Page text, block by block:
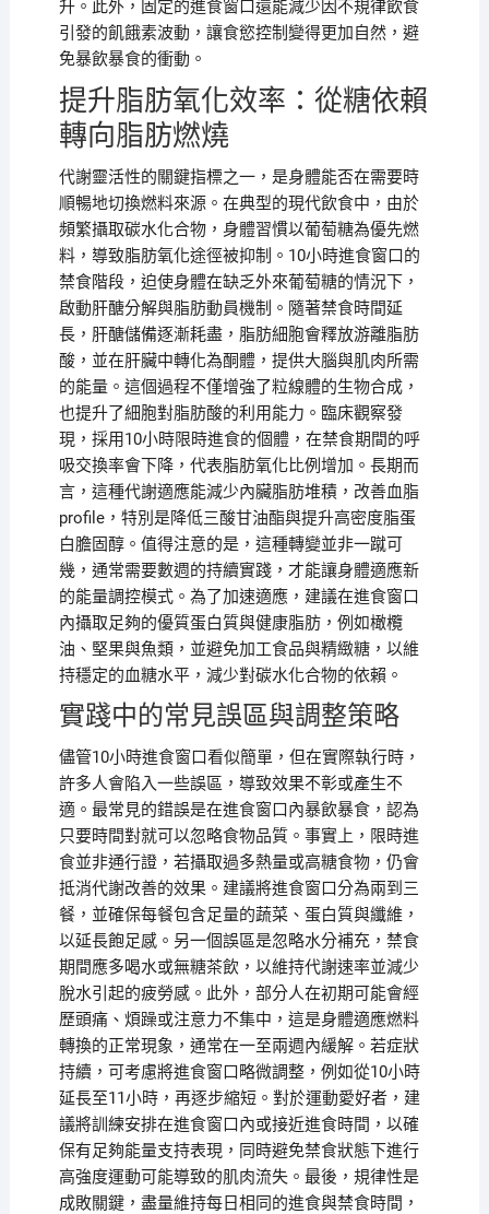
升。此外，固定的進食窗口還能減少因不規律飲食
引發的飢餓素波動，讓食慾控制變得更加自然，避
免暴飲暴食的衝動。
提升脂肪氧化效率：從糖依賴
轉向脂肪燃燒
代謝靈活性的關鍵指標之一，是身體能否在需要時
順暢地切換燃料來源。在典型的現代飲食中，由於
頻繁攝取碳水化合物，身體習慣以葡萄糖為優先燃
料，導致脂肪氧化途徑被抑制。10小時進食窗口的
禁食階段，迫使身體在缺乏外來葡萄糖的情況下，
啟動肝醣分解與脂肪動員機制。隨著禁食時間延
長，肝醣儲備逐漸耗盡，脂肪細胞會釋放游離脂肪
酸，並在肝臟中轉化為酮體，提供大腦與肌肉所需
的能量。這個過程不僅增強了粒線體的生物合成，
也提升了細胞對脂肪酸的利用能力。臨床觀察發
現，採用10小時限時進食的個體，在禁食期間的呼
吸交換率會下降，代表脂肪氧化比例增加。長期而
言，這種代謝適應能減少內臟脂肪堆積，改善血脂
profile，特別是降低三酸甘油酯與提升高密度脂蛋
白膽固醇。值得注意的是，這種轉變並非一蹴可
幾，通常需要數週的持續實踐，才能讓身體適應新
的能量調控模式。為了加速適應，建議在進食窗口
內攝取足夠的優質蛋白質與健康脂肪，例如橄欖
油、堅果與魚類，並避免加工食品與精緻糖，以維
持穩定的血糖水平，減少對碳水化合物的依賴。
實踐中的常見誤區與調整策略
儘管10小時進食窗口看似簡單，但在實際執行時，
許多人會陷入一些誤區，導致效果不彰或產生不
適。最常見的錯誤是在進食窗口內暴飲暴食，認為
只要時間對就可以忽略食物品質。事實上，限時進
食並非通行證，若攝取過多熱量或高糖食物，仍會
抵消代謝改善的效果。建議將進食窗口分為兩到三
餐，並確保每餐包含足量的蔬菜、蛋白質與纖維，
以延長飽足感。另一個誤區是忽略水分補充，禁食
期間應多喝水或無糖茶飲，以維持代謝速率並減少
脫水引起的疲勞感。此外，部分人在初期可能會經
歷頭痛、煩躁或注意力不集中，這是身體適應燃料
轉換的正常現象，通常在一至兩週內緩解。若症狀
持續，可考慮將進食窗口略微調整，例如從10小時
延長至11小時，再逐步縮短。對於運動愛好者，建
議將訓練安排在進食窗口內或接近進食時間，以確
保有足夠能量支持表現，同時避免禁食狀態下進行
高強度運動可能導致的肌肉流失。最後，規律性是
成敗關鍵，盡量維持每日相同的進食與禁食時間，